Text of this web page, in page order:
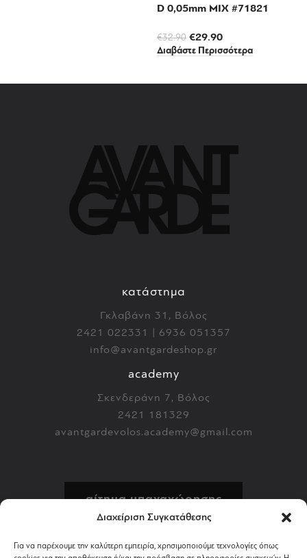
Διαχείριση Συγκατάθεσης
Για να παρέχουμε την καλύτερη εμπειρία, χρησιμοποιούμε τεχνολογίες όπως
D 0,05mm MIX #71821
€32.90 €29.90
Διαβάστε Περισσότερα
κατάστημα
Γκλαβάνη 31, Βόλος
2421 022331 | 6936 051357
info@avantgardeshop.gr
academy
Σκενδεράνη 7, Βόλος
2421 181329
avantgardevolos.academy@gmail.com
αίτημα υπαναχώρησης